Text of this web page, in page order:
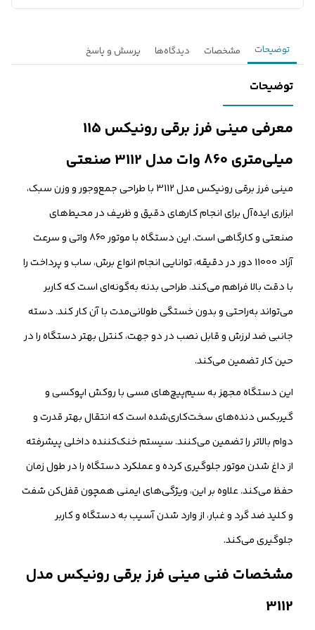
توضیحات مشخصات دیدگاه‌ها پرسش و پاسخ
توضیحات
معرفی مینی فرز برقی رونیکس 115
میلی‌متری 860 وات مدل 3112 صنعتی
مینی فرز برقی رونیکس مدل 3112 با طراحی جمع‌وجور و وزن سبک،
ابزاری ایده‌آل برای انجام کارهای دقیق و ظریف در محیط‌های
صنعتی و کارگاهی است. این دستگاه با موتور 860 واتی و سرعت
آزاد 11000 دور در دقیقه، توانایی انجام انواع برش، ساب و پرداخت را
با دقت بالا فراهم می‌کند. طراحی بدنه به‌گونه‌ای است که کاربر
می‌تواند به‌راحتی و بدون خستگی طولانی‌مدت با آن کار کند. دسته
جانبی ضد لرزش و قابل نصب در دو جهت، کنترل بهتر دستگاه را در
حین کار تضمین می‌کند.
این دستگاه مجهز به سیم‌پیچ‌های مسی با روکش اپوکسی و
گیربکس دنده‌های سخت‌کاری‌شده است که انتقال بهتر قدرت و
دوام بالاتر را تضمین می‌کنند. سیستم خنک‌کننده داخلی پیشرفته
از داغ شدن موتور جلوگیری کرده و عملکرد دستگاه را در طول زمان
حفظ می‌کند. علاوه بر این، ویژگی‌های ایمنی همچون قفل‌کن شفت
و کلید ضد گرد و غبار، از وارد شدن آسیب به دستگاه و کاربر
جلوگیری می‌کند.
مشخصات فنی مینی فرز برقی رونیکس مدل
3112